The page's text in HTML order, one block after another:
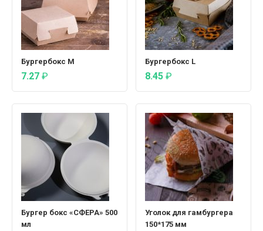
Бургербокс М
7.27 ₽
Бургербокс L
8.45 ₽
Бургер бокс «CФЕРА» 500
мл
Уголок для гамбургера
150*175 мм